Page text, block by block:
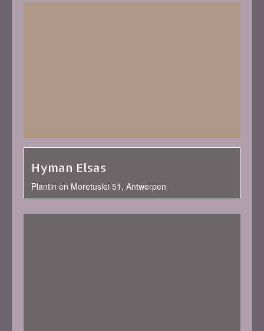
Hyman Elsas
Plantin en Moretuslei 51, Antwerpen